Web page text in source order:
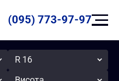
(095) 773-97-97
Радіус
Висота